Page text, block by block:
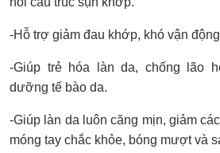
-Hỗ trợ giảm đau khớp, khó vận
-Giúp trẻ hóa làn da, chống lão
dưỡng tế bào da.
-Giúp làn da luôn căng mịn, giảm
móng tay chắc khỏe, bóng mượt và